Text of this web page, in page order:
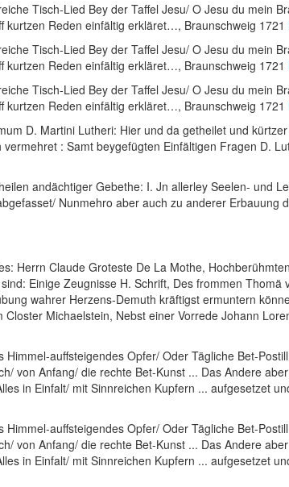
Tisch-Lied Bey der Taffel Jesu/ O Jesu du mein
kurtzen Reden einfältig erkläret…, Braunschweig 1721
Tisch-Lied Bey der Taffel Jesu/ O Jesu du mein
kurtzen Reden einfältig erkläret…, Braunschweig 1721
Tisch-Lied Bey der Taffel Jesu/ O Jesu du mein
kurtzen Reden einfältig erkläret…, Braunschweig 1721
D. Martini Lutheri: Hier und da getheilet und
: Samt beygefügten Einfältigen Fragen D.
andächtiger Gebethe: I. Jn allerley Seelen- und
Nunmehro aber auch zu anderer Erbauung
: Herrn Claude Groteste De La Mothe,
Einige Zeugnisse H. Schrift, Des frommen Thomä
wahrer Herzens-Demuth kräftigst ermuntern
Michaelstein, Nebst einer Vorrede Johann
Himmel-auffsteigendes Opfer/ Oder Tägliche Bet-
von Anfang/ die rechte Bet-Kunst ... Das Andere
in Einfalt/ mit Sinnreichen Kupfern ... aufgesetzet
Himmel-auffsteigendes Opfer/ Oder Tägliche Bet-
von Anfang/ die rechte Bet-Kunst ... Das Andere
in Einfalt/ mit Sinnreichen Kupfern ... aufgesetzet